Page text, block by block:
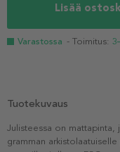
Lisää
Varastossa - Toimitus:
Tuotekuvaus
Julisteessa on mattapinta,
gramman